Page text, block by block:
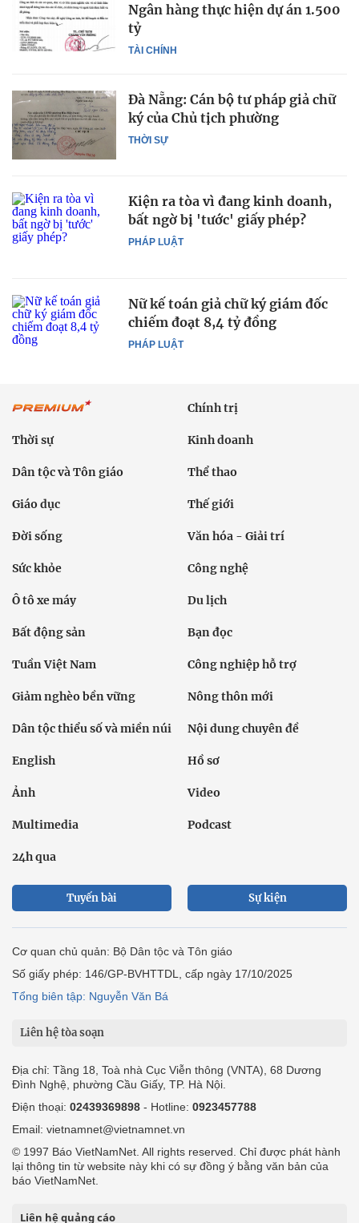
TÀI CHÍNH
Ngân hàng thực hiện dự án 1.500
tỷ
THỜI SỰ
Đà Nẵng: Cán bộ tư pháp giả chữ
ký của Chủ tịch phường
PHÁP LUẬT
Kiện ra tòa vì đang kinh doanh,
bất ngờ bị 'tước' giấy phép?
PHÁP LUẬT
Nữ kế toán giả chữ ký giám đốc
chiếm đoạt 8,4 tỷ đồng
Chính trị
Thời sự Kinh doanh
Dân tộc và Tôn giáo Thể thao
Giáo dục Thế giới
Đời sống Văn hóa - Giải trí
Sức khỏe Công nghệ
Ô tô xe máy Du lịch
Bất động sản Bạn đọc
Tuần Việt Nam Công nghiệp hỗ trợ
Giảm nghèo bền vững Nông thôn mới
Dân tộc thiểu số và miền núi Nội dung chuyên đề
English Hồ sơ
Ảnh Video
Multimedia Podcast
24h qua
Tuyến bài Sự kiện
Cơ quan chủ quản: Bộ Dân tộc và Tôn giáo
Số giấy phép: 146/GP-BVHTTDL, cấp ngày 17/10/2025
Tổng biên tập: Nguyễn Văn Bá
Liên hệ tòa soạn
Địa chỉ: Tầng 18, Toà nhà Cục Viễn thông (VNTA), 68 Dương
Đình Nghệ, phường Cầu Giấy, TP. Hà Nội.
Điện thoại: 02439369898 - Hotline: 0923457788
Email: vietnamnet@vietnamnet.vn
© 1997 Báo VietNamNet. All rights reserved. Chỉ được phát hành
lại thông tin từ website này khi có sự đồng ý bằng văn bản của
báo VietNamNet.
Liên hệ quảng cáo